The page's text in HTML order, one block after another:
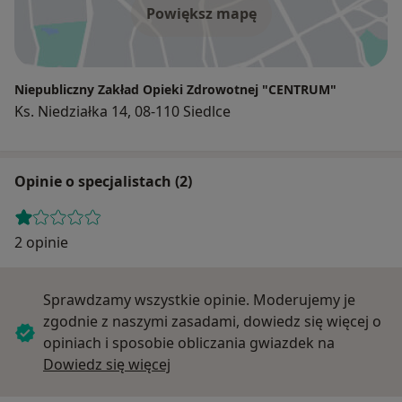
Powiększ mapę
Niepubliczny Zakład Opieki Zdrowotnej "CENTRUM"
Ks. Niedziałka 14, 08-110 Siedlce
Opinie o specjalistach (2)
2 opinie
Sprawdzamy wszystkie opinie. Moderujemy je
zgodnie z naszymi zasadami, dowiedz się więcej o
opiniach i sposobie obliczania gwiazdek na
Dowiedz się więcej